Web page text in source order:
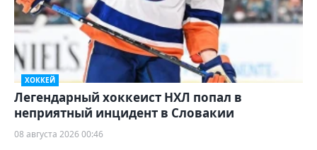
ХОККЕЙ
Легендарный хоккеист НХЛ попал в
неприятный инцидент в Словакии
08 августа 2026 00:46